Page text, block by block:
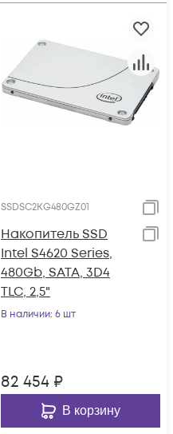
SSDSC2KG480GZ01
Накопитель SSD
Intel S4620 Series,
480Gb, SATA, 3D4
TLC, 2,5"
В наличии: 6 шт
82 454 ₽
В корзину